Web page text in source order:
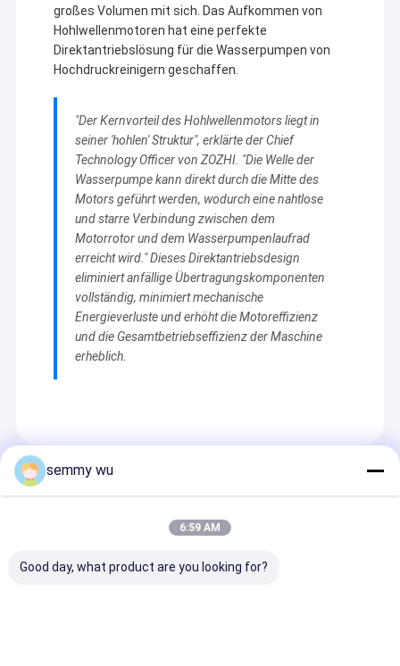
großes Volumen mit sich. Das Aufkommen von
Hohlwellenmotoren hat eine perfekte
Direktantriebslösung für die Wasserpumpen von
Hochdruckreinigern geschaffen.
"Der Kernvorteil des Hohlwellenmotors liegt in
seiner 'hohlen' Struktur", erklärte der Chief
Technology Officer von ZOZHI. "Die Welle der
Wasserpumpe kann direkt durch die Mitte des
Motors geführt werden, wodurch eine nahtlose
und starre Verbindung zwischen dem
Motorrotor und dem Wasserpumpenlaufrad
erreicht wird." Dieses Direktantriebsdesign
eliminiert anfällige Übertragungskomponenten
vollständig, minimiert mechanische
Energieverluste und erhöht die Motoreffizienz
und die Gesamtbetriebseffizienz der Maschine
erheblich.
Empfohlene Produkte
semmy wu
6:59 AM
Good day, what product are you looking for?